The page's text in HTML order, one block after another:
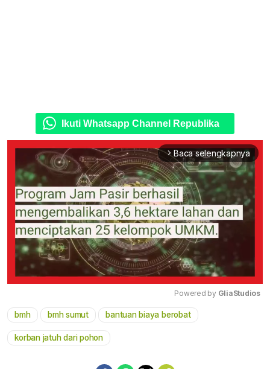
Ikuti Whatsapp Channel Republika
arrow_forward_ios Baca selengkapnya
Powered by GliaStudios
bmh bmh sumut bantuan biaya berobat
korban jatuh dari pohon